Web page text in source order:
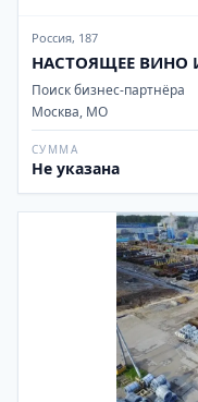
Россия, 187
НАСТОЯЩЕЕ ВИНО
Поиск бизнес-партнёра
Москва, МО
СУММА
Не указана